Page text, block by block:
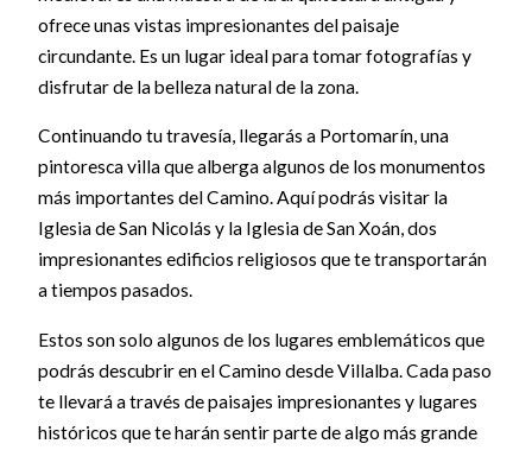
ofrece unas vistas impresionantes del paisaje
circundante. Es un lugar ideal para tomar fotografías y
disfrutar de la belleza natural de la zona.
Continuando tu travesía, llegarás a Portomarín, una
pintoresca villa que alberga algunos de los monumentos
más importantes del Camino. Aquí podrás visitar la
Iglesia de San Nicolás y la Iglesia de San Xoán, dos
impresionantes edificios religiosos que te transportarán
a tiempos pasados.
Estos son solo algunos de los lugares emblemáticos que
podrás descubrir en el Camino desde Villalba. Cada paso
te llevará a través de paisajes impresionantes y lugares
históricos que te harán sentir parte de algo más grande